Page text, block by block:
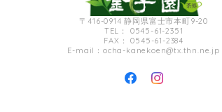
〒416-0914 静岡県富士市本町9-20
TEL： 0545-61-2351
FAX： 0545-61-2384
E-mail：ocha-kanekoen@tx.thn.ne.jp